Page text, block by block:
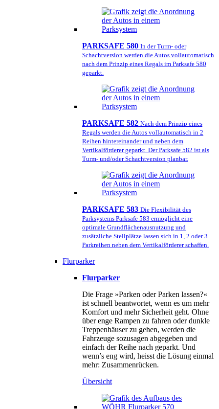
PARKSAFE 580 In der Turm- oder
Schachtversion werden die Autos vollautomatisch
nach dem Prinzip eines Regals im Parksafe 580
geparkt.
PARKSAFE 582 Nach dem Prinzip eines
Regals werden die Autos vollautomatisch in 2
Reihen hintereinander und neben dem
Vertikalförderer geparkt. Der Parksafe 582 ist als
Turm- und/oder Schachtversion planbar.
PARKSAFE 583 Die Flexibilität des
Parksystems Parksafe 583 ermöglicht eine
optimale Grundflächenausnutzung und
zusätzliche Stellplätze lassen sich in 1, 2 oder 3
Parkreihen neben dem Vertikalförderer schaffen.
Flurparker
Flurparker
Die Frage »Parken oder Parken lassen?«
ist schnell beantwortet, wenn es um mehr
Komfort und mehr Sicherheit geht. Ohne
über enge Rampen zu fahren oder dunkle
Treppenhäuser zu gehen, werden die
Fahrzeuge sozusagen abgegeben und
einfach der Reihe nach geparkt. Und
wenn’s eng wird, heisst die Lösung einmal
mehr: Zusammenrücken.
Übersicht